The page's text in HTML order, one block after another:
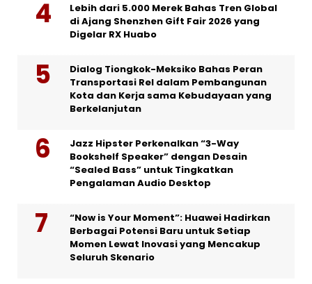
Lebih dari 5.000 Merek Bahas Tren Global
di Ajang Shenzhen Gift Fair 2026 yang
Digelar RX Huabo
Dialog Tiongkok-Meksiko Bahas Peran
Transportasi Rel dalam Pembangunan
Kota dan Kerja sama Kebudayaan yang
Berkelanjutan
Jazz Hipster Perkenalkan “3-Way
Bookshelf Speaker” dengan Desain
“Sealed Bass” untuk Tingkatkan
Pengalaman Audio Desktop
“Now is Your Moment”: Huawei Hadirkan
Berbagai Potensi Baru untuk Setiap
Momen Lewat Inovasi yang Mencakup
Seluruh Skenario